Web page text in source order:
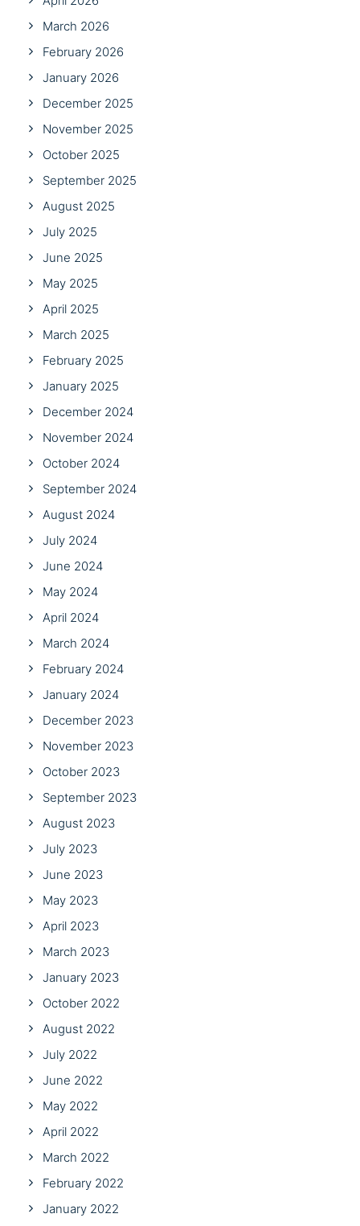
March 2026
February 2026
January 2026
December 2025
November 2025
October 2025
September 2025
August 2025
July 2025
June 2025
May 2025
April 2025
March 2025
February 2025
January 2025
December 2024
November 2024
October 2024
September 2024
August 2024
July 2024
June 2024
May 2024
April 2024
March 2024
February 2024
January 2024
December 2023
November 2023
October 2023
September 2023
August 2023
July 2023
June 2023
May 2023
April 2023
March 2023
January 2023
October 2022
August 2022
July 2022
June 2022
May 2022
April 2022
March 2022
February 2022
January 2022